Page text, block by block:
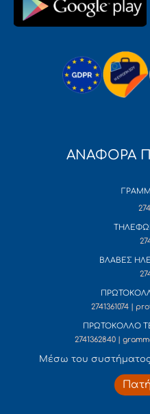
ΑΝΑΦΟΡΑ
ΒΛΑΒΕΣ
2741361074 |
ΠΡΩΤΟΚΟΛΛΟ
2741362840 |
Mέσω του